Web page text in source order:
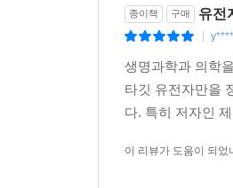
저자가 이 책에서
확보하고 싶은 것이
관한 대중의 정보 부
한국은 현재 크리스
확보했다. 그는 이 책
합리적인 대책을 마
종이책 구매 유전
생명과학과 의학
타깃 유전자만을
다. 특히 저자인
이 리뷰가 도움이 되었